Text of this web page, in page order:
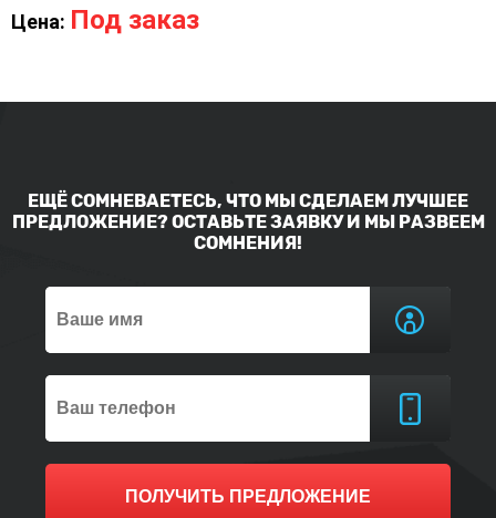
Цена: Под заказ
ЕЩЁ СОМНЕВАЕТЕСЬ, ЧТО МЫ СДЕЛАЕМ ЛУЧШЕЕ
ПРЕДЛОЖЕНИЕ? ОСТАВЬТЕ ЗАЯВКУ И МЫ РАЗВЕЕМ
СОМНЕНИЯ!
ПОЛУЧИТЬ ПРЕДЛОЖЕНИЕ